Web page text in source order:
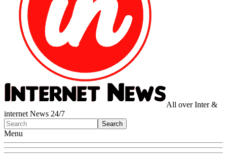
All over Inter &
internet News 24/7
Menu